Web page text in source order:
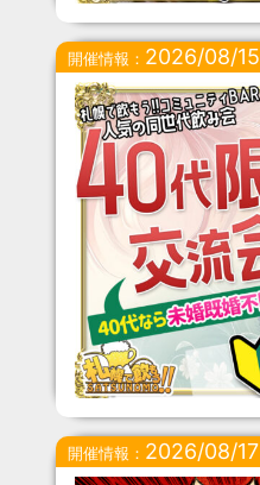
開催情報： 2026/08/15
開催情報： 2026/08/17